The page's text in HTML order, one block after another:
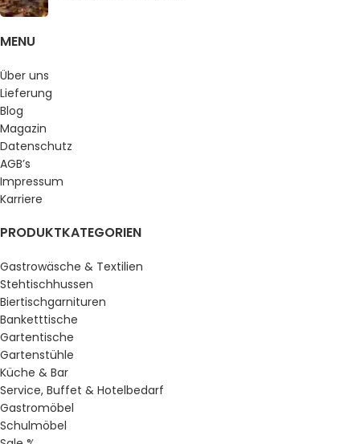
MENU
Über uns
Lieferung
Blog
Magazin
Datenschutz
AGB’s
Impressum
Karriere
PRODUKTKATEGORIEN
Gastrowäsche & Textilien
Stehtischhussen
Biertischgarnituren
Banketttische
Gartentische
Gartenstühle
Küche & Bar
Service, Buffet & Hotelbedarf
Gastromöbel
Schulmöbel